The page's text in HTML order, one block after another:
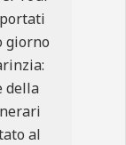
giorno
della
al